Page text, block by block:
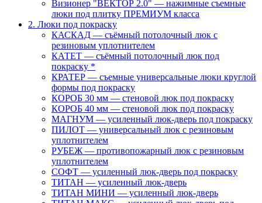
Визионер "ВЕКТОР 2.0" — нажимные съемные
люки под плитку ПРЕМИУМ класса
2. Люки под покраску
КАСКАД — съёмный потолочный люк с
резиновым уплотнителем
КАТЕТ — съёмный потолочный люк под
покраску *
КРАТЕР — съемные универсальные люки круглой
формы под покраску
КОРОБ 30 мм — стеновой люк под покраску
КОРОБ 40 мм — стеновой люк под покраску
МАГНУМ — усиленный люк-дверь под покраску
ПИЛОТ — универсальный люк с резиновым
уплотнителем
РУБЕЖ — противопожарный люк с резиновым
уплотнителем
СОФТ — усиленный люк-дверь под покраску
ТИТАН — усиленный люк-дверь
ТИТАН МИНИ — усиленный люк-дверь